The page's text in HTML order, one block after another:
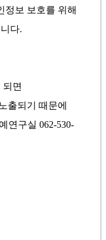
정보 보호를 위해
다.
면
출되기 때문에
연구실 062-530-